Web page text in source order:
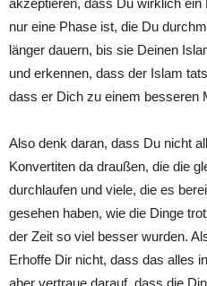
akzeptieren, dass Du wirklich
nur eine Phase ist, die Du
länger dauern, bis sie Deinen
und erkennen, dass der Islam
dass er Dich zu einem besseren
Also denk daran, dass Du nicht
Konvertiten da draußen, die die
durchlaufen und viele, die es
gesehen haben, wie die Dinge
der Zeit so viel besser wurden.
Erhoffe Dir nicht, dass das alles
aber vertraue darauf, dass die